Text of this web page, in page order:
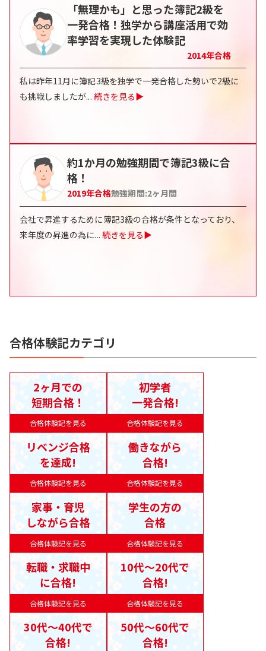
「無理かも」と思った簿記2級を
一発合格！独学から講座活用で効
率学習を実現した体験記
2014年合格
私は昨年11月に簿記3級を独学で一発合格した勢いで2級に
も挑戦しましたが... 続きを見る▶
約1か月の勉強期間で簿記3級に合
格！
2019年合格勉強期間:2ヶ月間
会社で昇進するために簿記3級の合格が条件となっており、
来年度の昇進の為に... 続きを見る▶
合格体験記カテゴリ
合格体験記を見る
2ヶ月での
短期合格！
合格体験記を見る
初学者
一発合格!
合格体験記を見る
リベンジ合格
を達成!
合格体験記を見る
働きながら
合格!
合格体験記を見る
家事・育児
しながら合格
合格体験記を見る
学生の方の
合格
合格体験記を見る
転職・求職中
に合格!
合格体験記を見る
10代〜20代で
合格!
30代〜40代で
合格!
50代〜60代で
合格!